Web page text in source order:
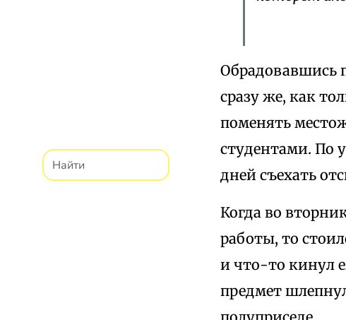
Обрадовавшись
сразу же, как
поменять
студентами. По
дней съехать
Когда во
работы, то
и что-то кинул
предмет